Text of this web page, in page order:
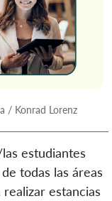
/ Konrad Lorenz
estudiantes
de todas las áreas
realizar estancias